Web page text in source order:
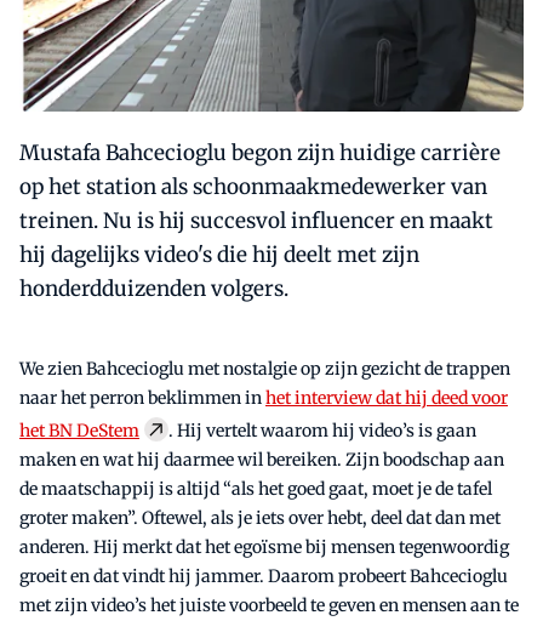
Mustafa Bahcecioglu begon zijn huidige carrière
op het station als schoonmaakmedewerker van
treinen. Nu is hij succesvol influencer en maakt
hij dagelijks video's die hij deelt met zijn
honderdduizenden volgers.
We zien Bahcecioglu met nostalgie op zijn gezicht de trappen
naar het perron beklimmen inhet interview dat hij deed voor
het BN DeStem
. Hij vertelt waarom hij video’s is gaan
maken en wat hij daarmee wil bereiken. Zijn boodschap aan
de maatschappij is altijd “als het goed gaat, moet je de tafel
groter maken”. Oftewel, als je iets over hebt, deel dat dan met
anderen. Hij merkt dat het egoïsme bij mensen tegenwoordig
groeit en dat vindt hij jammer. Daarom probeert Bahcecioglu
met zijn video’s het juiste voorbeeld te geven en mensen aan te